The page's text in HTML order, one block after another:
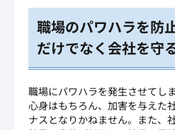
職場のパワハラを防
だけでなく会社を守
職場にパワハラを発生させてし
心身はもちろん、加害を与えた
ナスとなりかねません。また、